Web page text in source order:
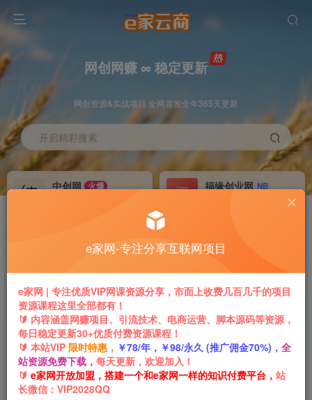
网创网赚 ∞ 稳定更新
网创资源&实战项目 全网首发全年365天更新
开启精彩搜索
中创网 火爆
福缘创业网 NB
永久VIP价值198元
免费下载全站资源
推广返利 70%
专属链接提现快
加盟本站 躺赚
首页 网创项目 引流推广 正文
可乐阅读，有手就会做的小项目，无脑懒人项目
e家网-专注分享互联网项目
e家网 | 专注优质VIP网课资源分享，市面上收费几百几千的项目
资源课程这里全部都有！
🔰 内容涵盖网赚项目、引流技术、电商运营、脚本源码等资源，
每日稳定更新30+优质付费资源课程！
🔰 本站VIP 限时特惠， ￥78/年，￥98/永久 (推广佣金70%)， 全
站资源免费下载， 每天更新，欢迎加入！
🔰 e家网开放加盟，搭建一个和e家网一样的知识付费平台， 站
长微信：VIP2028QQ